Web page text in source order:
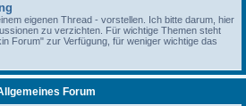
eigenen Thread - vorstellen. Ich bitte darum, hier
zu verzichten. Für wichtige Themen steht
Forum" zur Verfügung, für weniger wichtige das
Forum